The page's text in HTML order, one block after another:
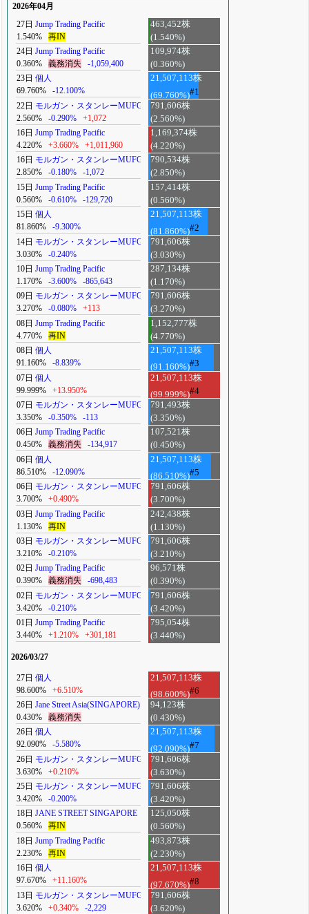
2026年04月
27日 Jump Trading Pacific
1.540%
再IN
463,452株
(1.540%)
24日 Jump Trading Pacific
0.360%
義務消失 -1,059,400
109,974株
(0.360%)
23日 個人
69.760%
-12.100%
21,507,113株
(69.760%)#1
22日 モルガン・スタンレーMUFG
2.560%
-0.290% +1,072
791,606株
(2.560%)
16日 Jump Trading Pacific
4.220%
+3.660% +1,011,960
1,169,374株
(4.220%)
16日 モルガン・スタンレーMUFG
2.850%
-0.180% -1,072
790,534株
(2.850%)
15日 Jump Trading Pacific
0.560%
-0.610% -129,720
157,414株
(0.560%)
15日 個人
81.860%
-9.300%
21,507,113株
(81.860%)#2
14日 モルガン・スタンレーMUFG
3.030%
-0.240%
791,606株
(3.030%)
10日 Jump Trading Pacific
1.170%
-3.600% -865,643
287,134株
(1.170%)
09日 モルガン・スタンレーMUFG
3.270%
-0.080% +113
791,606株
(3.270%)
08日 Jump Trading Pacific
4.770%
再IN
1,152,777株
(4.770%)
08日 個人
91.160%
-8.839%
21,507,113株
(91.160%)#3
07日 個人
99.999%
+13.950%
21,507,113株
(99.999%)#4
07日 モルガン・スタンレーMUFG
3.350%
-0.350% -113
791,493株
(3.350%)
06日 Jump Trading Pacific
0.450%
義務消失 -134,917
107,521株
(0.450%)
06日 個人
86.510%
-12.090%
21,507,113株
(86.510%)#5
06日 モルガン・スタンレーMUFG
3.700%
+0.490%
791,606株
(3.700%)
03日 Jump Trading Pacific
1.130%
再IN
242,438株
(1.130%)
03日 モルガン・スタンレーMUFG
3.210%
-0.210%
791,606株
(3.210%)
02日 Jump Trading Pacific
0.390%
義務消失 -698,483
96,571株
(0.390%)
02日 モルガン・スタンレーMUFG
3.420%
-0.210%
791,606株
(3.420%)
01日 Jump Trading Pacific
3.440%
+1.210% +301,181
795,054株
(3.440%)
2026/03/27
27日 個人
98.600%
+6.510%
21,507,113株
(98.600%)#6
26日 Jane Street Asia(SINGAPORE)
0.430%
義務消失
94,123株
(0.430%)
26日 個人
92.090%
-5.580%
21,507,113株
(92.090%)#7
26日 モルガン・スタンレーMUFG
3.630%
+0.210%
791,606株
(3.630%)
25日 モルガン・スタンレーMUFG
3.420%
-0.200%
791,606株
(3.420%)
18日 JANE STREET SINGAPORE
0.560%
再IN
125,050株
(0.560%)
18日 Jump Trading Pacific
2.230%
再IN
493,873株
(2.230%)
16日 個人
97.670%
+11.160%
21,507,113株
(97.670%)#8
13日 モルガン・スタンレーMUFG
3.620%
+0.340% -2,229
791,606株
(3.620%)